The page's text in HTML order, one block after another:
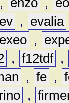
ev , evalia
exeo ,
, f12tdf ,
, fe ,
,